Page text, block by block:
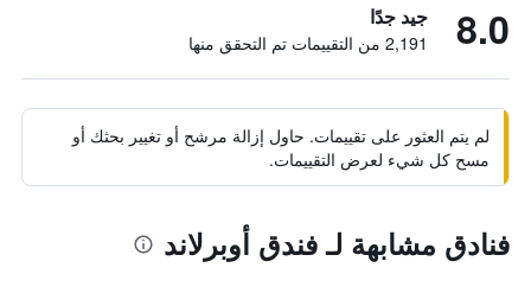
8.0 جيد جدًا
2,191 من التقييمات تم التحقق منها
لم يتم العثور على تقييمات. حاول إزالة مرشح أو تغيير بحثك أو
مسح كل شيء لعرض التقييمات.
فنادق مشابهة لـ فندق أوبرلاند